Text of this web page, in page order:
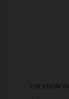
LOCATION